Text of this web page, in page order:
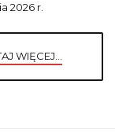
2026 r.
WIĘCEJ...